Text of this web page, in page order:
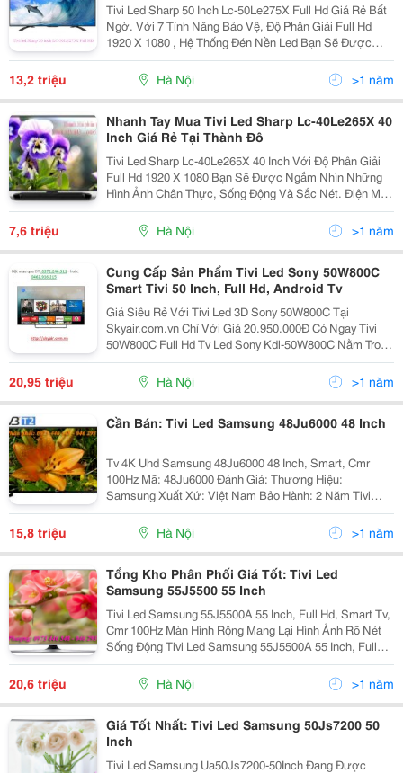
Tivi Led Sharp 50 Inch Lc-50Le275X Full Hd Giá Rẻ Bất
Ngờ. Với 7 Tính Năng Bảo Vệ, Độ Phân Giải Full Hd
1920 X 1080 , Hệ Thống Đén Nền Led Bạn Sẽ Được
Hòa Mình Vào Thế Giới Âm Thanh Hình Ảnh Chân Thực
Và Sống Động. Điện Máy Thành Đô Chuyên Phân Ph
13,2 triệu Hà Nội >1 năm
Nhanh Tay Mua Tivi Led Sharp Lc-40Le265X 40
Inch Giá Rẻ Tại Thành Đô
Tivi Led Sharp Lc-40Le265X 40 Inch Với Độ Phân Giải
Full Hd 1920 X 1080 Bạn Sẽ Được Ngắm Nhìn Những
Hình Ảnh Chân Thực, Sống Động Và Sắc Nét. Điện Máy
Thành Đô Chuyên Phân Phối Tivi, Tủ Lạnh, Điều Hòa,
Máy Giặt, Đồ Gia Dụng Chính Hãng. Liên Hệ Tha
7,6 triệu Hà Nội >1 năm
Cung Cấp Sản Phẩm Tivi Led Sony 50W800C
Smart Tivi 50 Inch, Full Hd, Android Tv
Giá Siêu Rẻ Với Tivi Led 3D Sony 50W800C Tại
Skyair.com.vn Chỉ Với Giá 20.950.000Đ Có Ngay Tivi
50W800C Full Hd Tv Led Sony Kdl-50W800C Nằm Trong
Dòng Tv Sony 50W800C Mới Ra Mắt Của Hãng Sony ,
Với Nàn Hình 50 In C H Được Trang Bị Bô Vi Xử Lý H
20,95 triệu Hà Nội >1 năm
Cần Bán: Tivi Led Samsung 48Ju6000 48 Inch
Tv 4K Uhd Samsung 48Ju6000 48 Inch, Smart, Cmr
100Hz Mã: 48Ju6000 Đánh Giá: Thương Hiệu:
Samsung Xuất Xứ: Việt Nam Bảo Hành: 2 Năm Tivi
Samsung Smart Uhd 48Ju6000 Giá Bán: 15.800.000
Vnđ Thông Số Kỹ Thuật Tivi
15,8 triệu Hà Nội >1 năm
Tổng Kho Phân Phối Giá Tốt: Tivi Led
Samsung 55J5500 55 Inch
Tivi Led Samsung 55J5500A 55 Inch, Full Hd, Smart Tv,
Cmr 100Hz Màn Hình Rộng Mang Lại Hình Ảnh Rõ Nét
Sống Động Tivi Led Samsung 55J5500A 55 Inch, Full
Hd, Smart Tv, Cmr 100Hz Thiết Kế Hiện Đại Tạo Nét
20,6 triệu Hà Nội >1 năm
Giá Tốt Nhất: Tivi Led Samsung 50Js7200 50
Inch
Tivi Led Samsung Ua50Js7200-50Inch Đang Được